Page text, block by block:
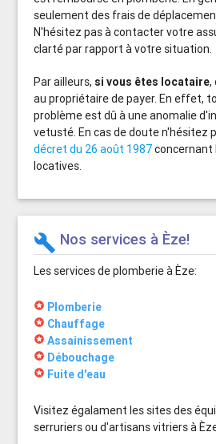
seulement des frais de
N'hésitez pas à contacter votre
clarté par rapport à votre situation.
Par ailleurs, si vous êtes locataire,
au propriétaire de payer. En effet,
problème est dû à une anomalie
vetusté. En cas de doute n'hésitez
décret du 26 août 1987concernant
locatives.
build Nos services à Èze!
Les services de plomberie à Èze:
stars Plomberie
stars Chauffage
stars Assainissement
stars Débouchage
stars Fuite d'eau
Visitez égalament les sites des
serruriers ou d'artisans vitriers à